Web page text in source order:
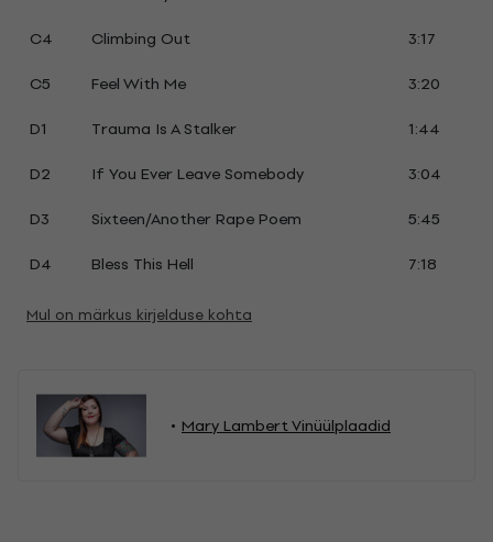
C4
Climbing Out
3:17
C5
Feel With Me
3:20
D1
Trauma Is A Stalker
1:44
D2
If You Ever Leave Somebody
3:04
D3
Sixteen/Another Rape Poem
5:45
D4
Bless This Hell 7:18
Mul on märkus kirjelduse kohta
Mary Lambert Vinüülplaadid